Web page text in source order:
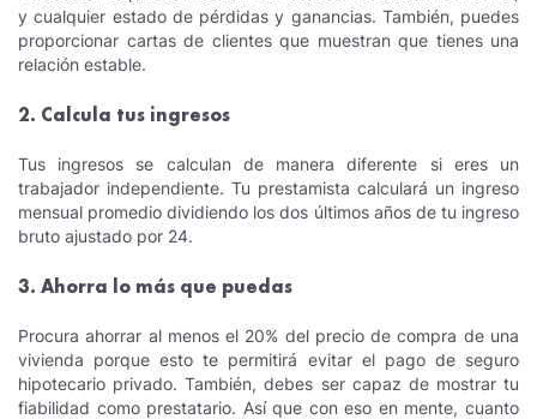
y cualquier estado de pérdidas y ganancias. También, puedes
proporcionar cartas de clientes que muestran que tienes una
relación estable.
2. Calcula tus ingresos
Tus ingresos se calculan de manera diferente si eres un
trabajador independiente. Tu prestamista calculará un ingreso
mensual promedio dividiendo los dos últimos años de tu ingreso
bruto ajustado por 24.
3. Ahorra lo más que puedas
Procura ahorrar al menos el 20% del precio de compra de una
vivienda porque esto te permitirá evitar el pago de seguro
hipotecario privado. También, debes ser capaz de mostrar tu
fiabilidad como prestatario. Así que con eso en mente, cuanto